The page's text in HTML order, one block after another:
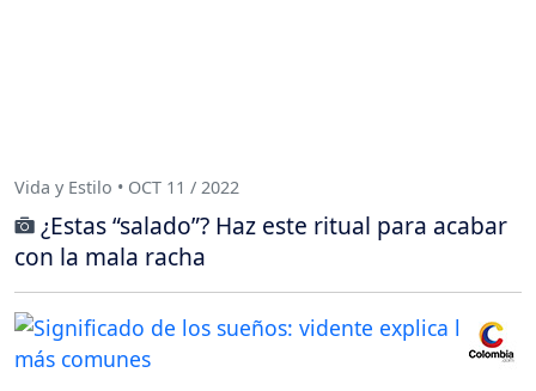
Vida y Estilo • OCT 11 / 2022
¿Estas “salado”? Haz este ritual para acabar
con la mala racha